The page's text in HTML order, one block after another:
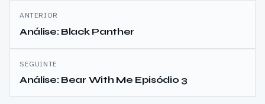
Navegação
de
artigos
ANTERIOR
Análise: Black Panther
SEGUINTE
Análise: Bear With Me Episódio 3